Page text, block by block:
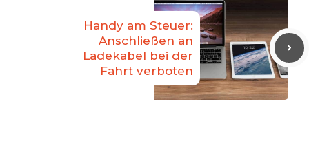
Handy am Steuer:
Anschließen an
Ladekabel bei der
Fahrt verboten